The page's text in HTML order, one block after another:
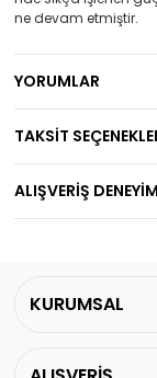
ne devam etmiştir.
YORUMLAR
TAKSİT
ALIŞVERİŞ
KURUMSAL